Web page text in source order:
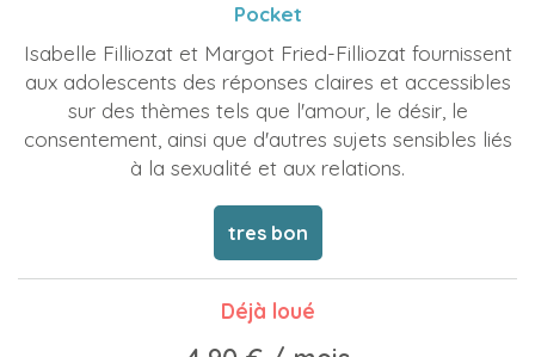
Pocket
Isabelle Filliozat et Margot Fried-Filliozat fournissent
aux adolescents des réponses claires et accessibles
sur des thèmes tels que l'amour, le désir, le
consentement, ainsi que d'autres sujets sensibles liés
à la sexualité et aux relations.
tres bon
Déjà loué